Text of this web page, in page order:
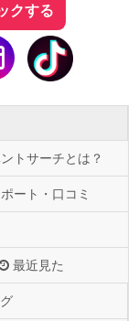
クする
う！
トサーチとは？
ート・口コミ
最近見た